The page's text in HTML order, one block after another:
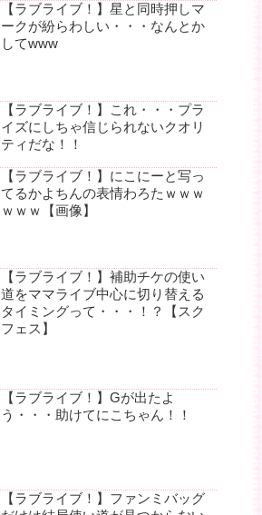
【ラブライブ！】星と同時押しマ
ークが紛らわしい・・・なんとか
してwww
【ラブライブ！】これ・・・プラ
イズにしちゃ信じられないクオリ
ティだな！！
【ラブライブ！】にこにーと写っ
てるかよちんの表情わろたｗｗｗ
ｗｗｗ【画像】
【ラブライブ！】補助チケの使い
道をママライブ中心に切り替える
タイミングって・・・！？【スク
フェス】
【ラブライブ！】Gが出たよ
う・・・助けてにこちゃん！！
【ラブライブ！】ファンミバッグ